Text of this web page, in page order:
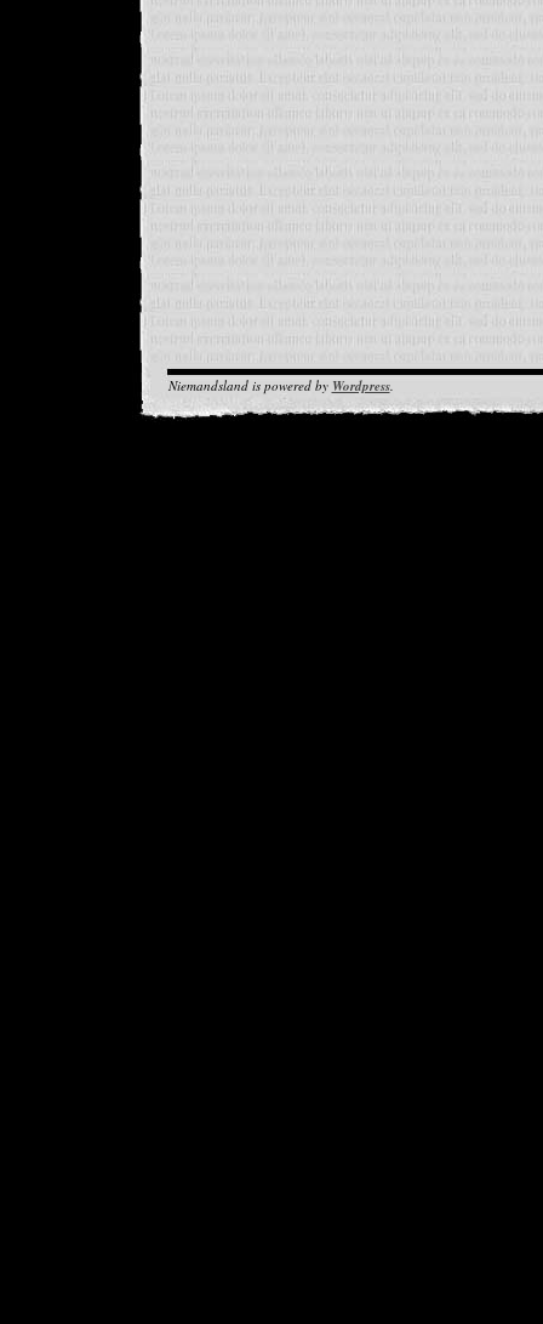
Niemandsland is powered by Wordpress.